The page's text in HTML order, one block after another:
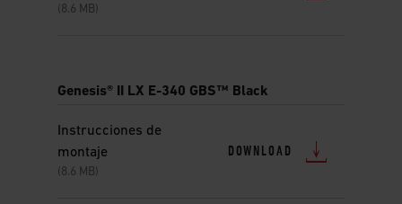
(8.6 MB)
Genesis® II LX E-340 GBS™ Black
Instrucciones de
montaje
(8.6 MB)
DOWNLOAD